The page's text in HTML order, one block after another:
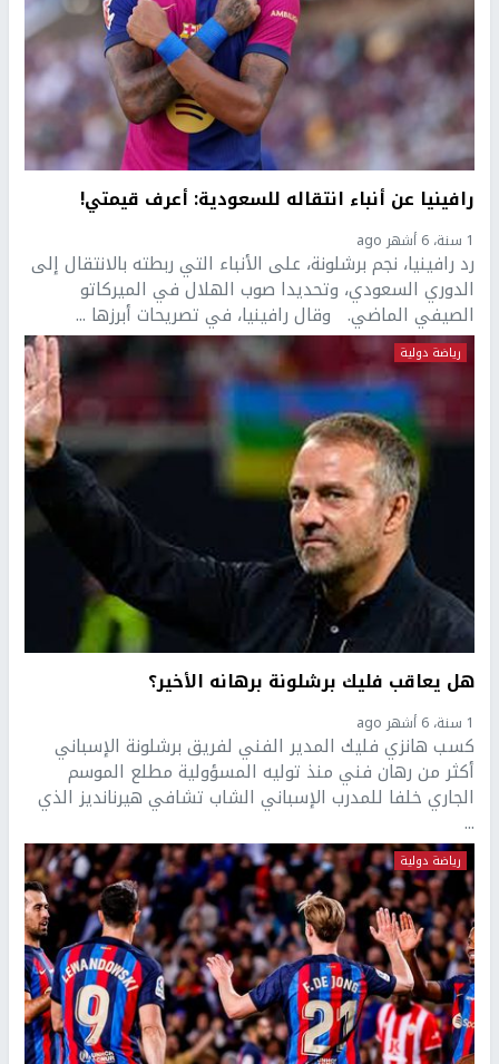
رافينيا عن أنباء انتقاله للسعودية: أعرف قيمتي!
1 سنة، 6 أشهر ago
رد رافينيا، نجم برشلونة، على الأنباء التي ربطته بالانتقال إلى
الدوري السعودي، وتحديدا صوب الهلال في الميركاتو
الصيفي الماضي. وقال رافينيا، في تصريحات أبرزها ...
رياضة دولية
هل يعاقب فليك برشلونة برهانه الأخير؟
1 سنة، 6 أشهر ago
كسب هانزي فليك المدير الفني لفريق برشلونة الإسباني
أكثر من رهان فني منذ توليه المسؤولية مطلع الموسم
الجاري خلفا للمدرب الإسباني الشاب تشافي هيرنانديز الذي
...
رياضة دولية